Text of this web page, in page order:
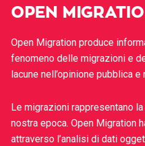
OPEN
Open Migration produce
fenomeno delle migrazioni e
lacune nell’opinione pubblica e
Le migrazioni rappresentano
nostra epoca. Open Migration
attraverso l’analisi di dati